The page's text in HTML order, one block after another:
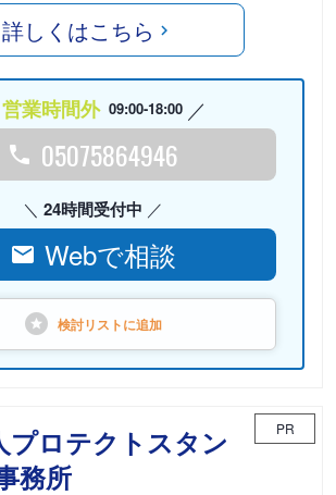
詳しくはこちら
営業時間外 09:00-18:00
05075864946
24時間受付中
Webで相談
検討リストに追加
プロテクトスタン
務所
PR